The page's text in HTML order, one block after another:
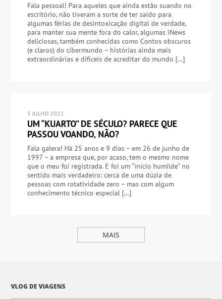
Fala pessoal! Para aqueles que ainda estão suando no
escritório, não tiveram a sorte de ter saído para
algumas férias de desintoxicação digital de verdade,
para manter sua mente fora do calor, algumas iNews
deliciosas, também conhecidas como Contos obscuros
(e claros) do cibermundo – histórias ainda mais
extraordinárias e difíceis de acreditar do mundo […]
5 JULHO 2022
UM “KUARTO” DE SÉCULO? PARECE QUE
PASSOU VOANDO, NÃO?
Fala galera! Há 25 anos e 9 dias – em 26 de junho de
1997 – a empresa que, por acaso, tem o mesmo nome
que o meu foi registrada. E foi um “início humilde” no
sentido mais verdadeiro: cerca de uma dúzia de
pessoas com rotatividade zero – mas com algum
conhecimento técnico especial […]
MAIS
VLOG DE VIAGENS